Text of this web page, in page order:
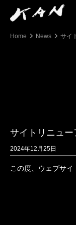
Works
Profile
Home News サイ
サイトリニュー
2024年12月25日
この度、ウェブサイ